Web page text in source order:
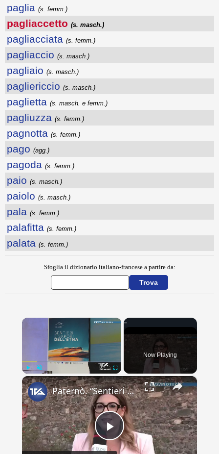
paglia (s. femm.)
pagliaccetto (s. masch.)
pagliacciata (s. femm.)
pagliaccio (s. masch.)
pagliaio (s. masch.)
pagliericcio (s. masch.)
paglietta (s. masch. e femm.)
pagliuzza (s. femm.)
pagnotta (s. femm.)
pago (agg.)
pagoda (s. femm.)
paio (s. masch.)
paiolo (s. masch.)
pala (s. femm.)
palafitta (s. femm.)
palata (s. femm.)
Sfoglia il dizionario italiano-francese a partire da:
×
Play Unmute Fullscreen
Now Playing
×
Play
Paternò. “Sentieri e Sapori dell’Etna”, presentato il progetto del Gal Etna che coinvolge 11 Comuni